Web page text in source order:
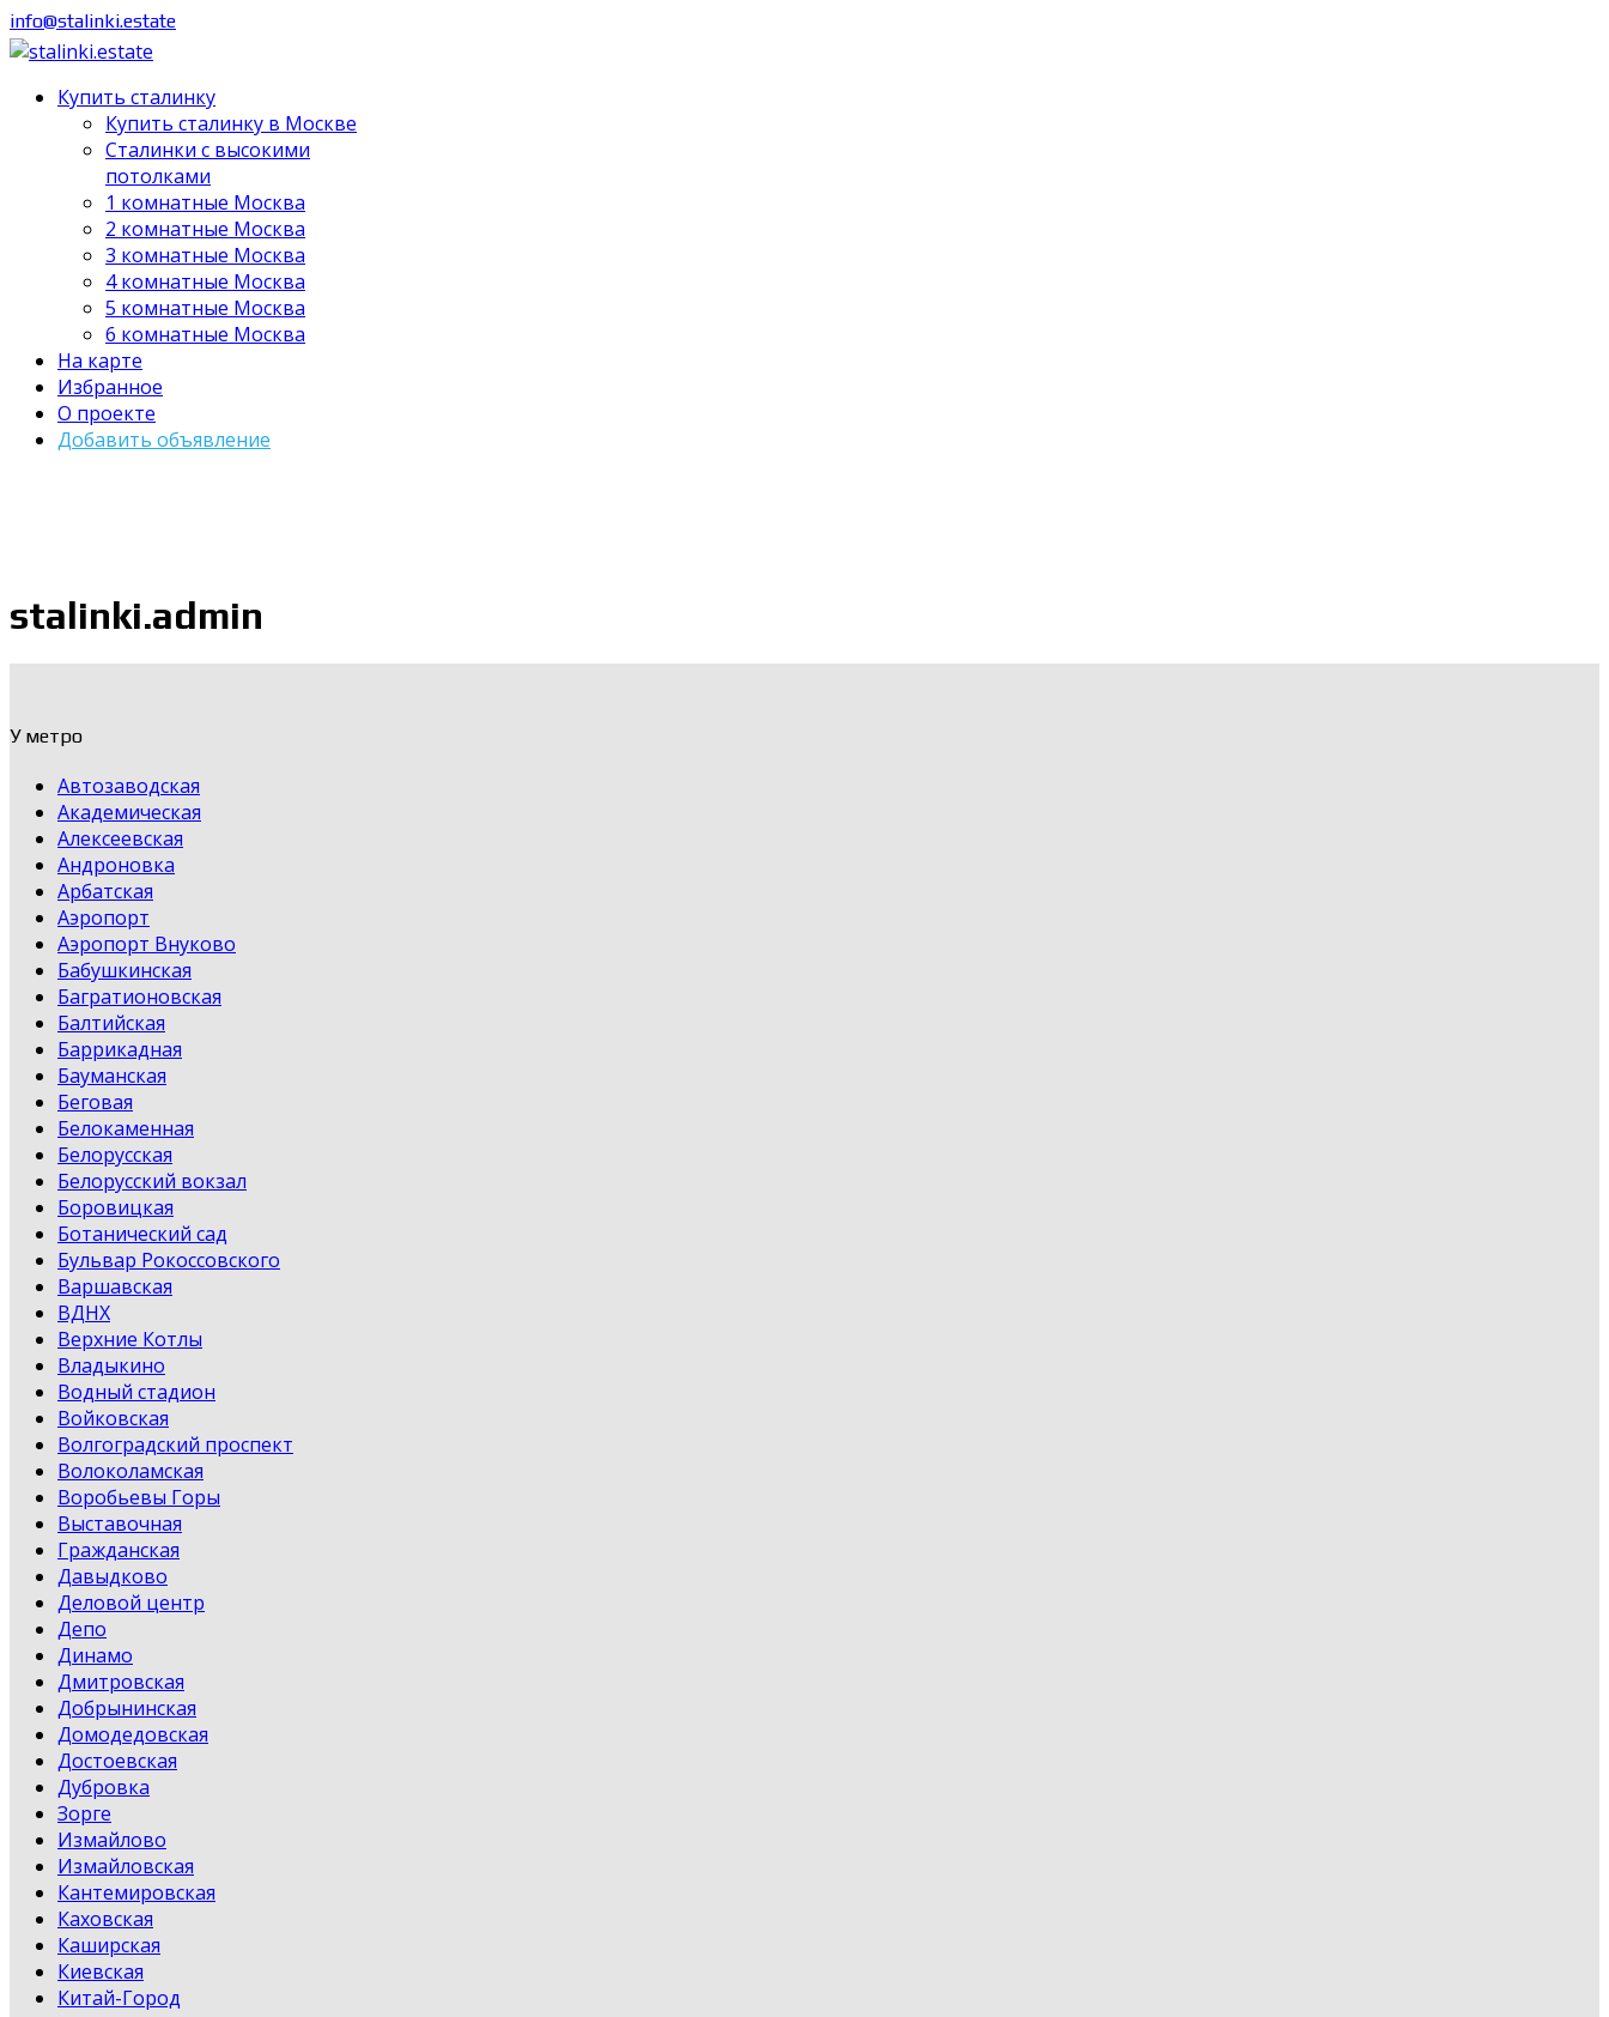
info@stalinki.estate
Купить сталинку
Купить сталинку в Москве
Cталинки с высокими
потолками
1 комнатные Москва
2 комнатные Москва
3 комнатные Москва
4 комнатные Москва
5 комнатные Москва
6 комнатные Москва
На карте
Избранное
О проекте
Добавить объявление
stalinki.admin
У метро
Автозаводская
Академическая
Алексеевская
Андроновка
Арбатская
Аэропорт
Аэропорт Внуково
Бабушкинская
Багратионовская
Балтийская
Баррикадная
Бауманская
Беговая
Белокаменная
Белорусская
Белорусский вокзал
Боровицкая
Ботанический сад
Бульвар Рокоссовского
Варшавская
ВДНХ
Верхние Котлы
Владыкино
Водный стадион
Войковская
Волгоградский проспект
Волоколамская
Воробьевы Горы
Выставочная
Гражданская
Давыдково
Деловой центр
Депо
Динамо
Дмитровская
Добрынинская
Домодедовская
Достоевская
Дубровка
Зорге
Измайлово
Измайловская
Кантемировская
Каховская
Каширская
Киевская
Китай-Город